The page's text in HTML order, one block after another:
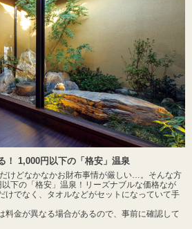
！ 1,000円以下の「格安」温泉
けどなかなかお財布事情が厳しい…。そんな方
下の「格安」温泉！リーズナブルな価格なが
でなく、タオルなどがセットになっていて手
料金が異なる場合があるので、事前に確認して